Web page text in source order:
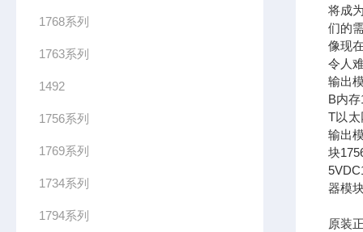
1768系列
1763系列
1492
1756系列
1769系列
1734系列
1794系列
将成
们的
像现
令人
输出
B内
T以太
输出
块
器模
原装